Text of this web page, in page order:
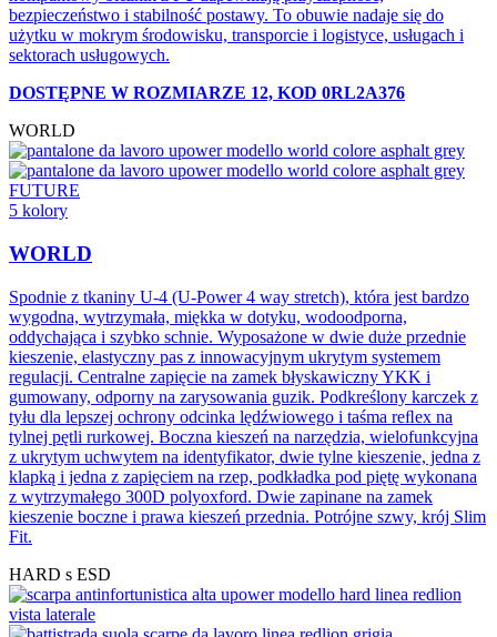
bezpieczeństwo i stabilność postawy. To obuwie nadaje się do
użytku w mokrym środowisku, transporcie i logistyce, usługach i
sektorach usługowych.
DOSTĘPNE W ROZMIARZE 12, KOD 0RL2A376
WORLD
FUTURE
5 kolory
WORLD
Spodnie z tkaniny U-4 (U-Power 4 way stretch), która jest bardzo
wygodna, wytrzymała, miękka w dotyku, wodoodporna,
oddychająca i szybko schnie. Wyposażone w dwie duże przednie
kieszenie, elastyczny pas z innowacyjnym ukrytym systemem
regulacji. Centralne zapięcie na zamek błyskawiczny YKK i
gumowany, odporny na zarysowania guzik. Podkreślony karczek z
tyłu dla lepszej ochrony odcinka lędźwiowego i taśma reﬂex na
tylnej pętli rurkowej. Boczna kieszeń na narzędzia, wielofunkcyjna
z ukrytym uchwytem na identyfikator, dwie tylne kieszenie, jedna z
klapką i jedna z zapięciem na rzep, podkładka pod piętę wykonana
z wytrzymałego 300D polyoxford. Dwie zapinane na zamek
kieszenie boczne i prawa kieszeń przednia. Potrójne szwy, krój Slim
Fit.
HARD s ESD